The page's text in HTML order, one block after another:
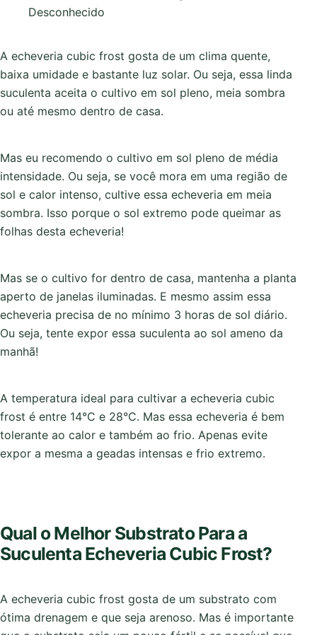
Desconhecido
A echeveria cubic frost gosta de um clima quente,
baixa umidade e bastante luz solar. Ou seja, essa linda
suculenta aceita o cultivo em sol pleno, meia sombra
ou até mesmo dentro de casa.
Mas eu recomendo o cultivo em sol pleno de média
intensidade. Ou seja, se você mora em uma região de
sol e calor intenso, cultive essa echeveria em meia
sombra. Isso porque o sol extremo pode queimar as
folhas desta echeveria!
Mas se o cultivo for dentro de casa, mantenha a planta
aperto de janelas iluminadas. E mesmo assim essa
echeveria precisa de no mínimo 3 horas de sol diário.
Ou seja, tente expor essa suculenta ao sol ameno da
manhã!
A temperatura ideal para cultivar a echeveria cubic
frost é entre 14°C e 28°C. Mas essa echeveria é bem
tolerante ao calor e também ao frio. Apenas evite
expor a mesma a geadas intensas e frio extremo.
Qual o Melhor Substrato Para a
Suculenta Echeveria Cubic Frost?
A echeveria cubic frost gosta de um substrato com
ótima drenagem e que seja arenoso. Mas é importante